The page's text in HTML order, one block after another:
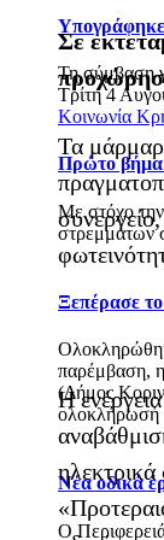
Υπογράφηκε
Τη σύμβαση
Τρίτη 4
Κοινωνία
Πρώτο βήμα
Με στόχο
στρεμμάτων
Ξεπέρασε
παρέμβαση, η
(Δήμος
ολοκλήρωσή
Νέα οδικά
Ο
Σε
Τα
Η